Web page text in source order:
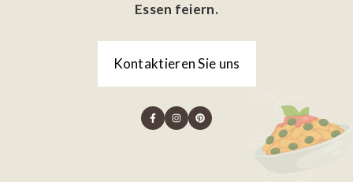
Essen feiern.
Kontaktieren Sie uns